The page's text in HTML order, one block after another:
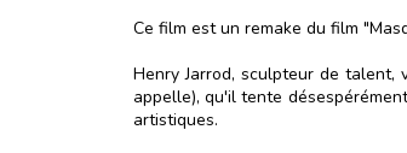
Ce film est un remake du film
Henry Jarrod, sculpteur de
appelle), qu'il tente
artistiques.